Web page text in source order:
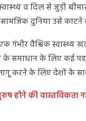
व दिल से जुड़ी
दुनिया उसे काटने
गंभीर वैश्विक स्वास्थ्य
के समाधान के लिए कई
करने के लिए देशों के
होने की वास्तविकता